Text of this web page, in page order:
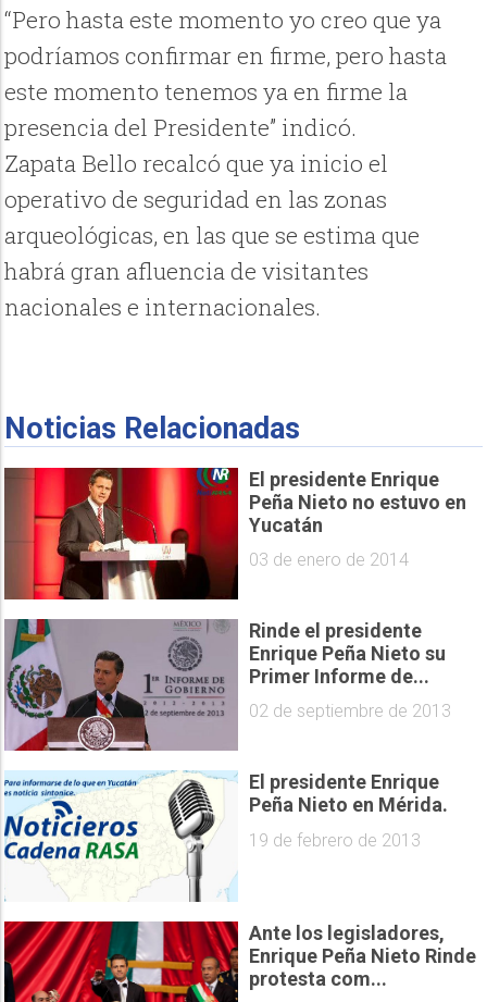
“Pero hasta este momento yo creo que ya
podríamos confirmar en firme, pero hasta
este momento tenemos ya en firme la
presencia del Presidente” indicó.
Zapata Bello recalcó que ya inicio el
operativo de seguridad en las zonas
arqueológicas, en las que se estima que
habrá gran afluencia de visitantes
nacionales e internacionales.
Noticias Relacionadas
El presidente Enrique
Peña Nieto no estuvo en
Yucatán
03 de enero de 2014
Rinde el presidente
Enrique Peña Nieto su
Primer Informe de...
02 de septiembre de 2013
El presidente Enrique
Peña Nieto en Mérida.
19 de febrero de 2013
Ante los legisladores,
Enrique Peña Nieto Rinde
protesta com...